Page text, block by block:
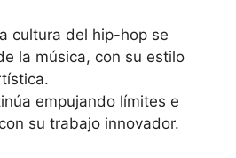
cultura del hip-hop se
la música, con su estilo
empujando límites e
su trabajo innovador.